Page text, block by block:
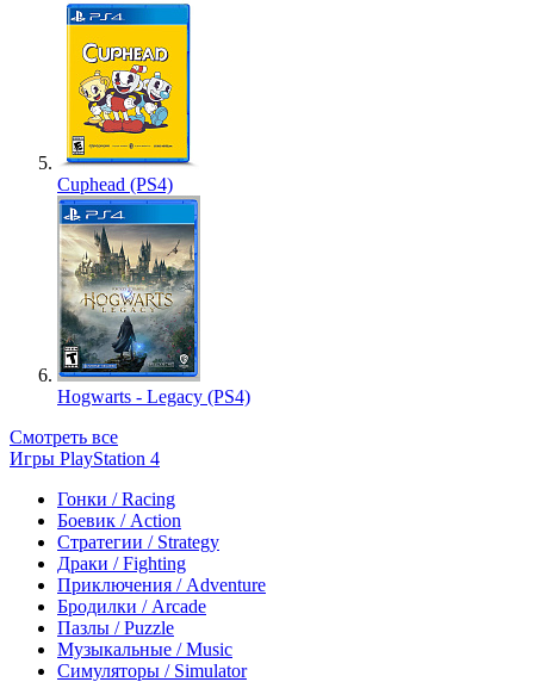
Cuphead (PS4)
Hogwarts - Legacy (PS4)
Смотреть все
Игры PlayStation 4
Гонки / Racing
Боевик / Action
Стратегии / Strategy
Драки / Fighting
Приключения / Adventure
Бродилки / Arcade
Пазлы / Puzzle
Музыкальные / Music
Симуляторы / Simulator